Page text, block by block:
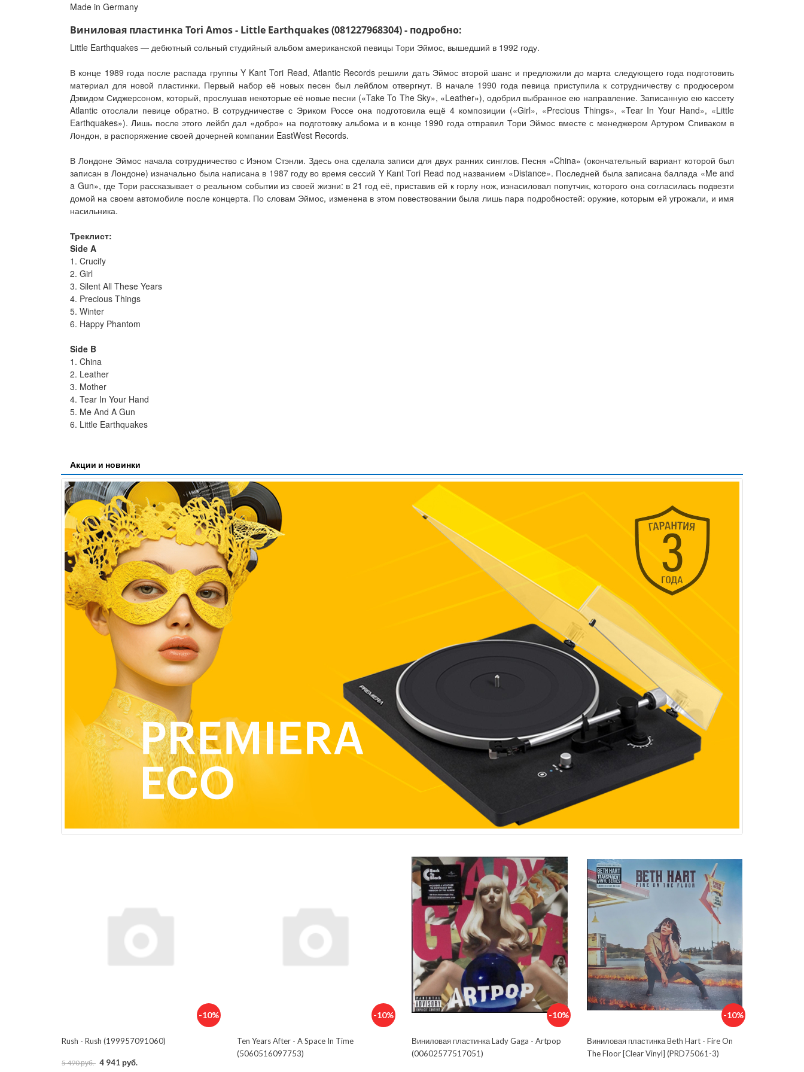
Made in Germany
Виниловая пластинка Tori Amos - Little Earthquakes (081227968304) - подробно:
Little Earthquakes — дебютный сольный студийный альбом американской певицы Тори Эймос, вышедший в 1992 году.
В конце 1989 года после распада группы Y Kant Tori Read, Atlantic Records решили дать Эймос второй шанс и предложили до марта следующего года подготовить
материал для новой пластинки. Первый набор её новых песен был лейблом отвергнут. В начале 1990 года певица приступила к сотрудничеству с продюсером
Дэвидом Сиджерсоном, который, прослушав некоторые её новые песни («Take To The Sky», «Leather»), одобрил выбранное ею направление. Записанную ею кассету
Atlantic отослали певице обратно. В сотрудничестве с Эриком Россе она подготовила ещё 4 композиции («Girl», «Precious Things», «Tear In Your Hand», «Little
Earthquakes»). Лишь после этого лейбл дал «добро» на подготовку альбома и в конце 1990 года отправил Тори Эймос вместе с менеджером Артуром Спиваком в
Лондон, в распоряжение своей дочерней компании EastWest Records.
В Лондоне Эймос начала сотрудничество с Иэном Стэнли. Здесь она сделала записи для двух ранних синглов. Песня «China» (окончательный вариант которой был
записан в Лондоне) изначально была написана в 1987 году во время сессий Y Kant Tori Read под названием «Distance». Последней была записана баллада «Me and
a Gun», где Тори рассказывает о реальном событии из своей жизни: в 21 год её, приставив ей к горлу нож, изнасиловал попутчик, которого она согласилась подвезти
домой на своем автомобиле после концерта. По словам Эймос, измененa в этом повествовании былa лишь пара подробностей: оружие, которым ей угрожали, и имя
насильника.
Треклист:
Side A
1. Crucify
2. Girl
3. Silent All These Years
4. Precious Things
5. Winter
6. Happy Phantom
Side B
1. China
2. Leather
3. Mother
4. Tear In Your Hand
5. Me And A Gun
6. Little Earthquakes
Акции и новинки
-10%
Rush - Rush (199957091060)
5 490 руб. 4 941 руб.
-10%
Ten Years After - A Space In Time
(5060516097753)
-10%
Виниловая пластинка Lady Gaga - Artpop
(00602577517051)
-10%
Виниловая пластинка Beth Hart - Fire On
The Floor [Clear Vinyl] (PRD75061-3)